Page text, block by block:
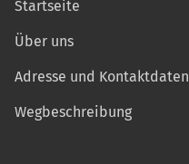
Startseite
Über uns
Adresse und Kontaktdaten
Wegbeschreibung